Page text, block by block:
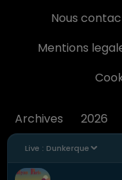
Live : Dunkerque
Nous
Mentions
Archives 2026